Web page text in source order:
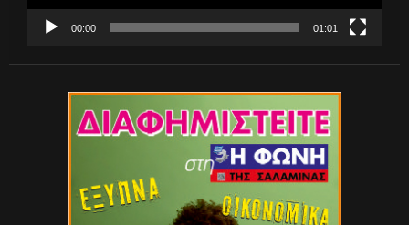
00:00 01:01